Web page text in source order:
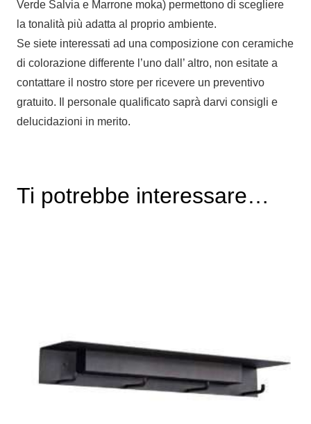
Verde Salvia e Marrone moka) permettono di scegliere
la tonalità più adatta al proprio ambiente.
Se siete interessati ad una composizione con ceramiche
di colorazione differente l’uno dall’ altro, non esitate a
contattare il nostro store per ricevere un preventivo
gratuito. Il personale qualificato saprà darvi consigli e
delucidazioni in merito.
Ti potrebbe interessare…